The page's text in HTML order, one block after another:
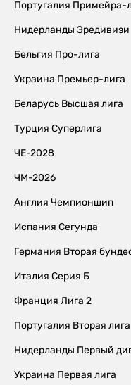
Португалия Примейра-
Нидерланды Эредивизи
Бельгия Про-лига
Украина Премьер-лига
Беларусь Высшая лига
Турция Суперлига
ЧЕ-2028
ЧМ-2026
Англия Чемпионшип
Испания Сегунда
Германия Вторая
Италия Серия Б
Франция Лига 2
Португалия Вторая лига
Нидерланды Первый
Украина Первая лига